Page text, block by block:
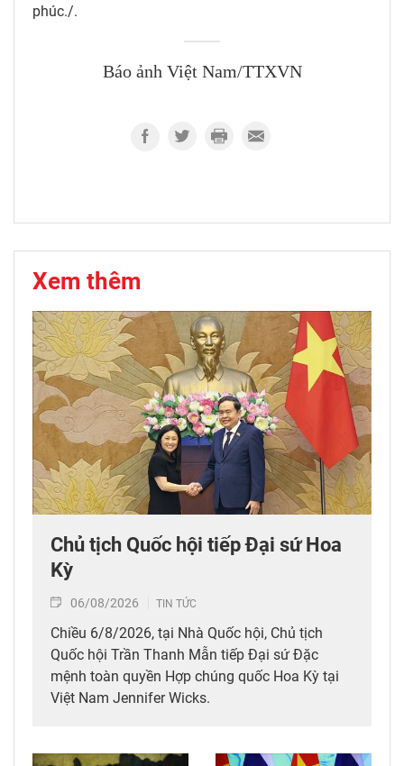
phúc./.
Báo ảnh Việt Nam/TTXVN
Xem thêm
Chủ tịch Quốc hội tiếp Đại sứ Hoa
Kỳ
06/08/2026 TIN TỨC
Chiều 6/8/2026, tại Nhà Quốc hội, Chủ tịch
Quốc hội Trần Thanh Mẫn tiếp Đại sứ Đặc
mệnh toàn quyền Hợp chúng quốc Hoa Kỳ tại
Việt Nam Jennifer Wicks.